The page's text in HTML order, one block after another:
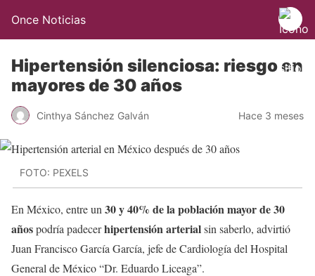
Once Noticias
Hipertensión silenciosa: riesgo en
mayores de 30 años
Cinthya Sánchez Galván Hace 3 meses
FOTO: PEXELS
En México, entre un 30 y 40% de la población mayor de 30
añospodría padecerhipertensión arterialsin saberlo, advirtió
Juan Francisco García García, jefe de Cardiología del Hospital
General de México “Dr. Eduardo Liceaga”.